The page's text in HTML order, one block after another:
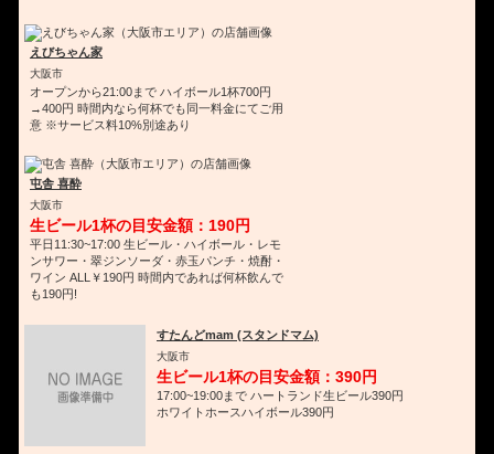
えびちゃん家
大阪市
オープンから21:00まで ハイボール1杯700円
→400円 時間内なら何杯でも同一料金にてご用
意 ※サービス料10%別途あり
屯舎 喜酔
大阪市
生ビール1杯の目安金額：190円
平日11:30~17:00 生ビール・ハイボール・レモ
ンサワー・翠ジンソーダ・赤玉パンチ・焼酎・
ワイン ALL￥190円 時間内であれば何杯飲んで
も190円!
すたんどmam (スタンドマム)
大阪市
生ビール1杯の目安金額：390円
17:00~19:00まで ハートランド生ビール390円
ホワイトホースハイボール390円